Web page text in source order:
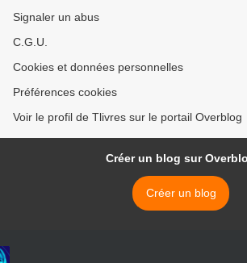
Signaler un abus
C.G.U.
Cookies et données personnelles
Préférences cookies
Voir le profil de Tlivres sur le portail Overblog
Créer un blog sur
Créer un blog